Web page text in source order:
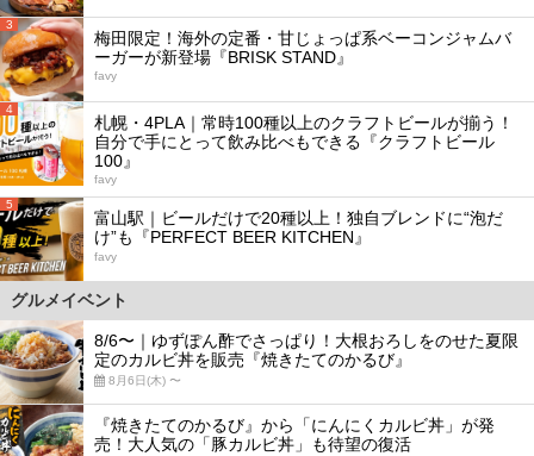
3
梅田限定！海外の定番・甘じょっぱ系ベーコンジャムバ
ーガーが新登場『BRISK STAND』
favy
4
札幌・4PLA｜常時100種以上のクラフトビールが揃う！
自分で手にとって飲み比べもできる『クラフトビール
100』
favy
5
富山駅｜ビールだけで20種以上！独自ブレンドに“泡だ
け”も『PERFECT BEER KITCHEN』
favy
グルメイベント
8/6〜｜ゆずぽん酢でさっぱり！大根おろしをのせた夏限
定のカルビ丼を販売『焼きたてのかるび』
8月6日(木) 〜
『焼きたてのかるび』から「にんにくカルビ丼」が発
売！大人気の「豚カルビ丼」も待望の復活